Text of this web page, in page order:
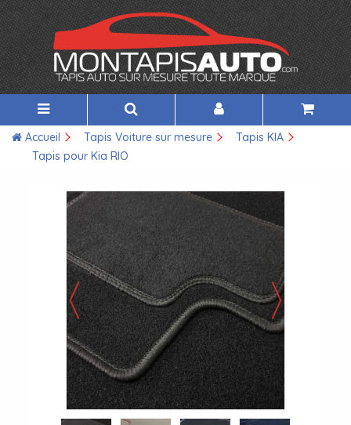
Accueil Tapis Voiture sur mesure
Tapis KIA
Tapis pour Kia RIO